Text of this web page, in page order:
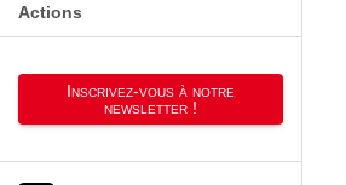
Actions
Inscrivez-vous à notre
newsletter !